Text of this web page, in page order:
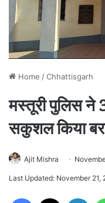
Home /Chhattisgarh
मस्तूरी पुलिस ने
सकुशल किया
Ajit Mishra
Last Updated: November 21,
Facebook